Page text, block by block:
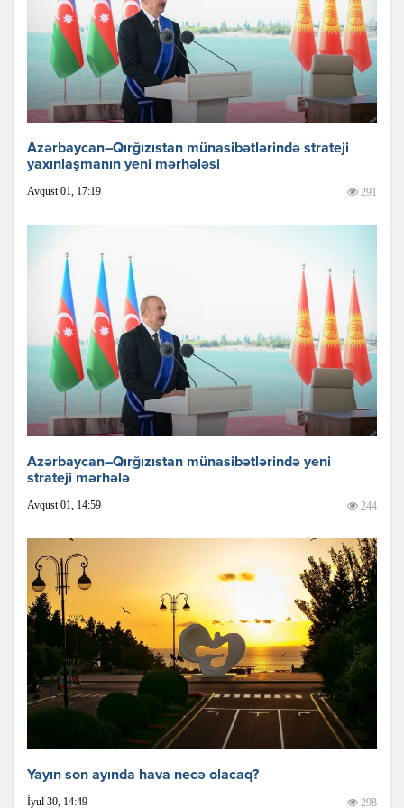
Azərbaycan–Qırğızıstan münasibətlərində strateji
yaxınlaşmanın yeni mərhələsi
Avqust 01, 17:19 291
Azərbaycan–Qırğızıstan münasibətlərində yeni
strateji mərhələ
Avqust 01, 14:59 244
Yayın son ayında hava necə olacaq?
İyul 30, 14:49 298